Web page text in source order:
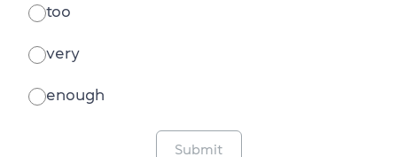
too
very
enough
Submit